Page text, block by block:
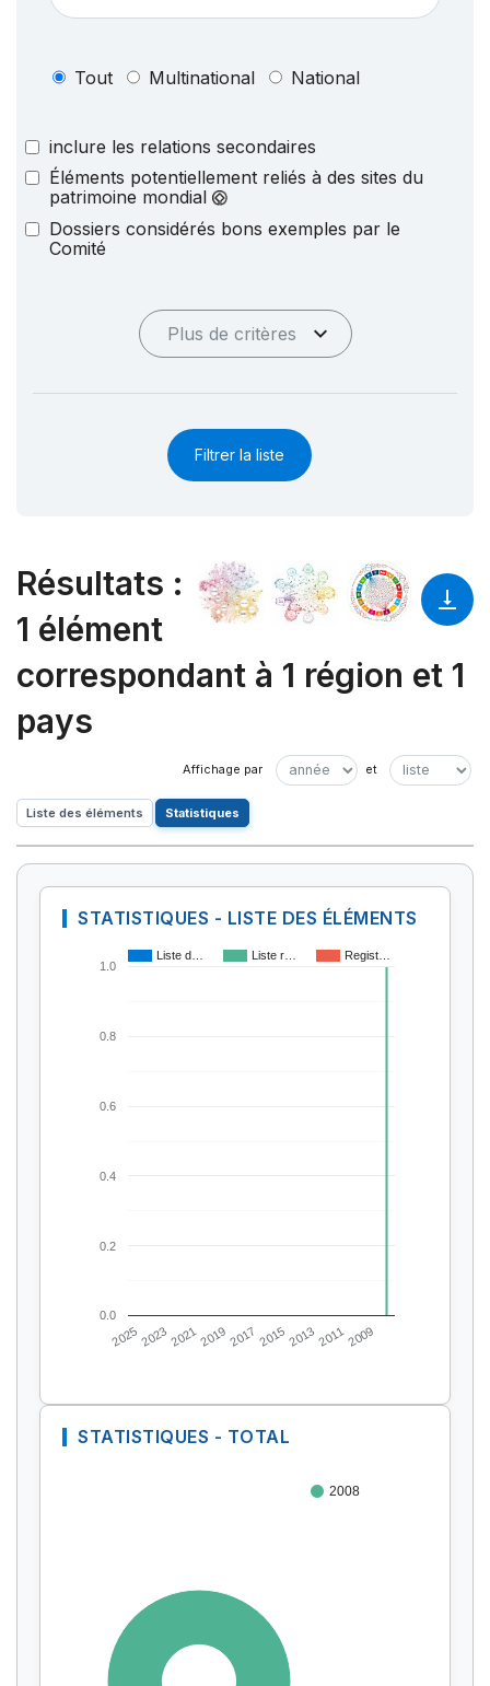
Tout Multinational National
inclure les relations secondaires
Éléments potentiellement reliés à des sites du
patrimoine mondial
Dossiers considérés bons exemples par le
Comité
Plus de critères
Filtrer la liste
Résultats :
1 élément
correspondant à 1 région et 1
pays
Liste des éléments Statistiques
STATISTIQUES - LISTE DES ÉLÉMENTS
Liste d… Liste r… Regist…
20252023202120192017 2015201320112009
0.0
0.2
0.4
0.6
0.8
1.0
STATISTIQUES - TOTAL
2008